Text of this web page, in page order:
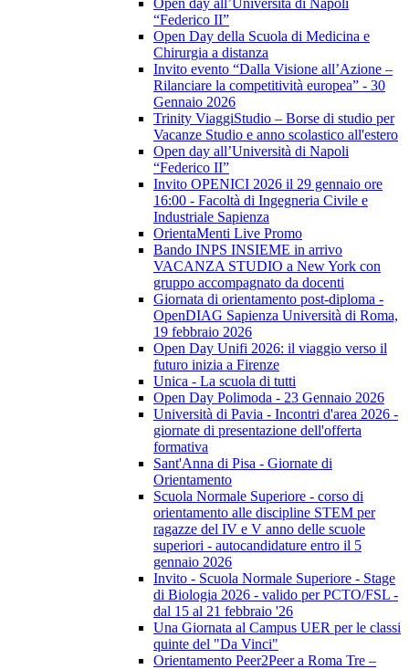
Open day all’Università di Napoli
“Federico II”
Open Day della Scuola di Medicina e
Chirurgia a distanza
Invito evento “Dalla Visione all’Azione –
Rilanciare la competitività europea” - 30
Gennaio 2026
Trinity ViaggiStudio – Borse di studio per
Vacanze Studio e anno scolastico all'estero
Open day all’Università di Napoli
“Federico II”
Invito OPENICI 2026 il 29 gennaio ore
16:00 - Facoltà di Ingegneria Civile e
Industriale Sapienza
OrientaMenti Live Promo
Bando INPS INSIEME in arrivo
VACANZA STUDIO a New York con
gruppo accompagnato da docenti
Giornata di orientamento post-diploma -
OpenDIAG Sapienza Università di Roma,
19 febbraio 2026
Open Day Unifi 2026: il viaggio verso il
futuro inizia a Firenze
Unica - La scuola di tutti
Open Day Polimoda - 23 Gennaio 2026
Università di Pavia - Incontri d'area 2026 -
giornate di presentazione dell'offerta
formativa
Sant'Anna di Pisa - Giornate di
Orientamento
Scuola Normale Superiore - corso di
orientamento alle discipline STEM per
ragazze del IV e V anno delle scuole
superiori - autocandidature entro il 5
gennaio 2026
Invito - Scuola Normale Superiore - Stage
di Biologia 2026 - valido per PCTO/FSL -
dal 15 al 21 febbraio '26
Una Giornata al Campus UER per le classi
quinte del "Da Vinci"
Orientamento Peer2Peer a Roma Tre –